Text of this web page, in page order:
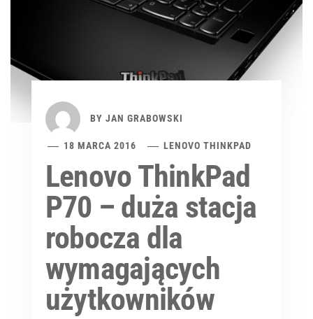
BY JAN GRABOWSKI
18 MARCA 2016 LENOVO THINKPAD
Lenovo ThinkPad
P70 – duża stacja
robocza dla
wymagających
użytkowników